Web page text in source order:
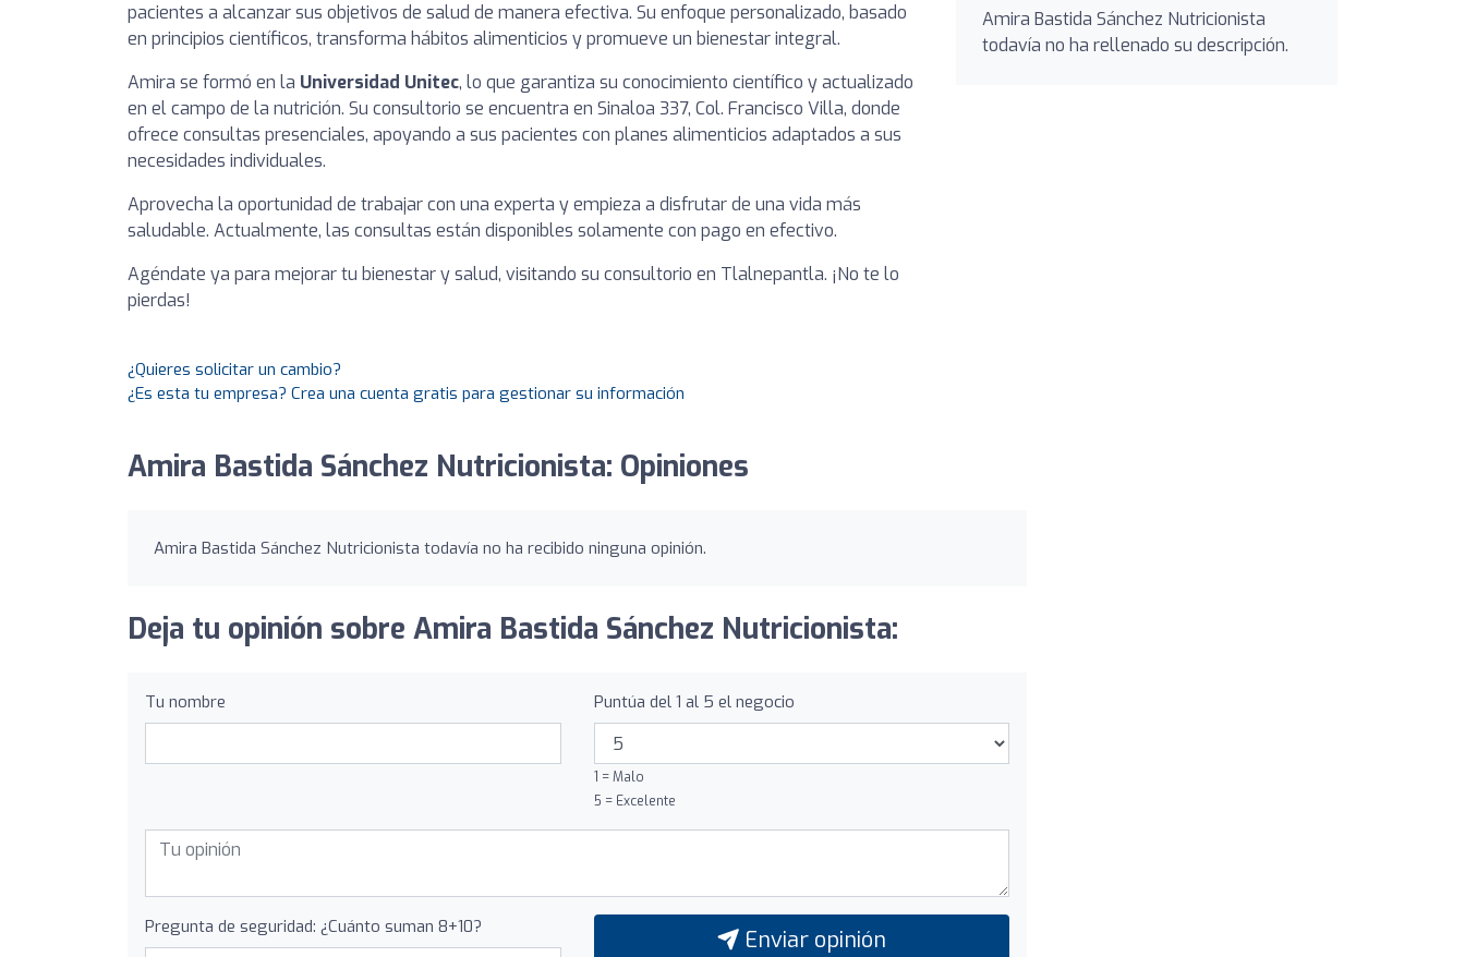
pacientes a alcanzar sus objetivos de salud de manera efectiva. Su enfoque personalizado, basado
en principios científicos, transforma hábitos alimenticios y promueve un bienestar integral.
Amira se formó en la Universidad Unitec, lo que garantiza su conocimiento científico y actualizado
en el campo de la nutrición. Su consultorio se encuentra en Sinaloa 337, Col. Francisco Villa, donde
ofrece consultas presenciales, apoyando a sus pacientes con planes alimenticios adaptados a sus
necesidades individuales.
Aprovecha la oportunidad de trabajar con una experta y empieza a disfrutar de una vida más
saludable. Actualmente, las consultas están disponibles solamente con pago en efectivo.
Agéndate ya para mejorar tu bienestar y salud, visitando su consultorio en Tlalnepantla. ¡No te lo
pierdas!
Amira Bastida Sánchez Nutricionista
todavía no ha rellenado su descripción.
¿Quieres solicitar un cambio?
¿Es esta tu empresa? Crea una cuenta gratis para gestionar su información
Amira Bastida Sánchez Nutricionista: Opiniones
Amira Bastida Sánchez Nutricionista todavía no ha recibido ninguna opinión.
Deja tu opinión sobre Amira Bastida Sánchez Nutricionista:
Tu nombre Puntúa del 1 al 5 el negocio
1 = Malo
5 = Excelente
Pregunta de seguridad: ¿Cuánto suman 8+10? Enviar opinión